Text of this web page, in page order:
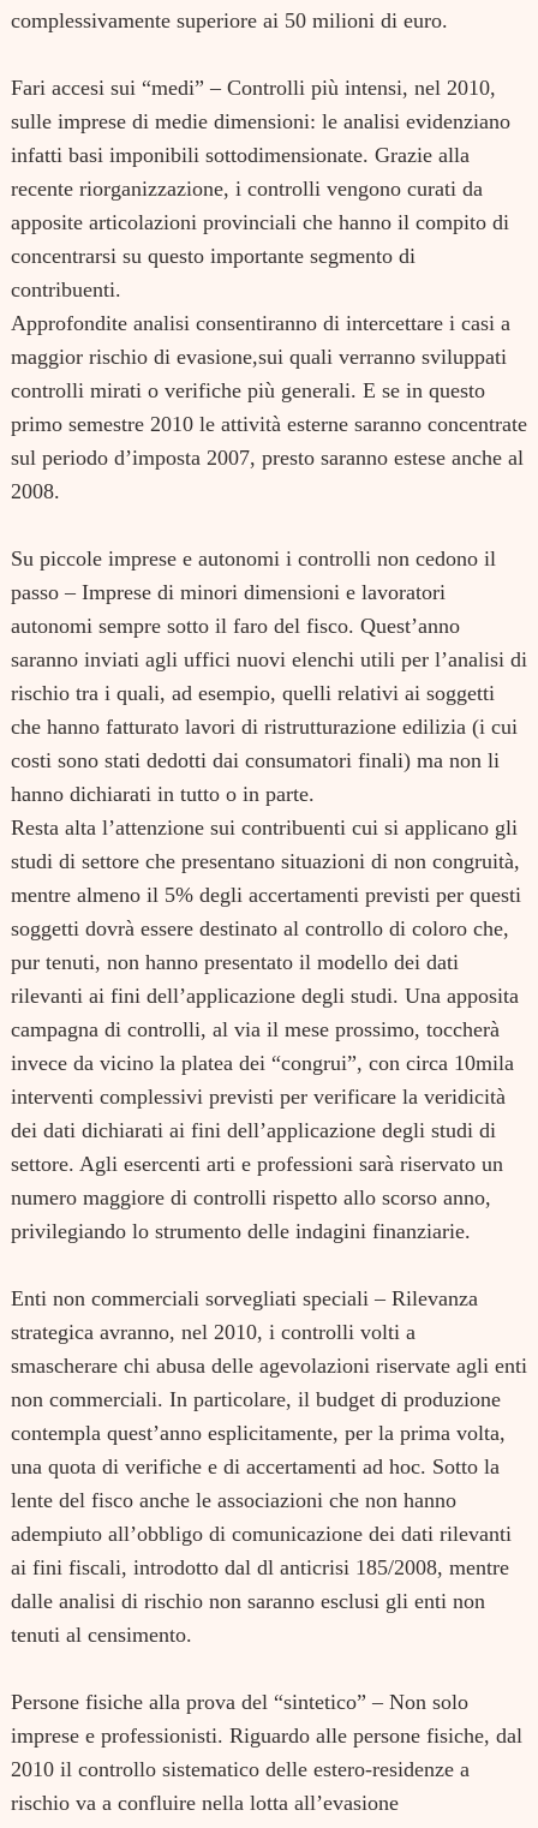
complessivamente superiore ai 50 milioni di euro.
Fari accesi sui “medi” – Controlli più intensi, nel 2010,
sulle imprese di medie dimensioni: le analisi evidenziano
infatti basi imponibili sottodimensionate. Grazie alla
recente riorganizzazione, i controlli vengono curati da
apposite articolazioni provinciali che hanno il compito di
concentrarsi su questo importante segmento di
contribuenti.
Approfondite analisi consentiranno di intercettare i casi a
maggior rischio di evasione,sui quali verranno sviluppati
controlli mirati o verifiche più generali. E se in questo
primo semestre 2010 le attività esterne saranno concentrate
sul periodo d’imposta 2007, presto saranno estese anche al
2008.
Su piccole imprese e autonomi i controlli non cedono il
passo – Imprese di minori dimensioni e lavoratori
autonomi sempre sotto il faro del fisco. Quest’anno
saranno inviati agli uffici nuovi elenchi utili per l’analisi di
rischio tra i quali, ad esempio, quelli relativi ai soggetti
che hanno fatturato lavori di ristrutturazione edilizia (i cui
costi sono stati dedotti dai consumatori finali) ma non li
hanno dichiarati in tutto o in parte.
Resta alta l’attenzione sui contribuenti cui si applicano gli
studi di settore che presentano situazioni di non congruità,
mentre almeno il 5% degli accertamenti previsti per questi
soggetti dovrà essere destinato al controllo di coloro che,
pur tenuti, non hanno presentato il modello dei dati
rilevanti ai fini dell’applicazione degli studi. Una apposita
campagna di controlli, al via il mese prossimo, toccherà
invece da vicino la platea dei “congrui”, con circa 10mila
interventi complessivi previsti per verificare la veridicità
dei dati dichiarati ai fini dell’applicazione degli studi di
settore. Agli esercenti arti e professioni sarà riservato un
numero maggiore di controlli rispetto allo scorso anno,
privilegiando lo strumento delle indagini finanziarie.
Enti non commerciali sorvegliati speciali – Rilevanza
strategica avranno, nel 2010, i controlli volti a
smascherare chi abusa delle agevolazioni riservate agli enti
non commerciali. In particolare, il budget di produzione
contempla quest’anno esplicitamente, per la prima volta,
una quota di verifiche e di accertamenti ad hoc. Sotto la
lente del fisco anche le associazioni che non hanno
adempiuto all’obbligo di comunicazione dei dati rilevanti
ai fini fiscali, introdotto dal dl anticrisi 185/2008, mentre
dalle analisi di rischio non saranno esclusi gli enti non
tenuti al censimento.
Persone fisiche alla prova del “sintetico” – Non solo
imprese e professionisti. Riguardo alle persone fisiche, dal
2010 il controllo sistematico delle estero-residenze a
rischio va a confluire nella lotta all’evasione
for: